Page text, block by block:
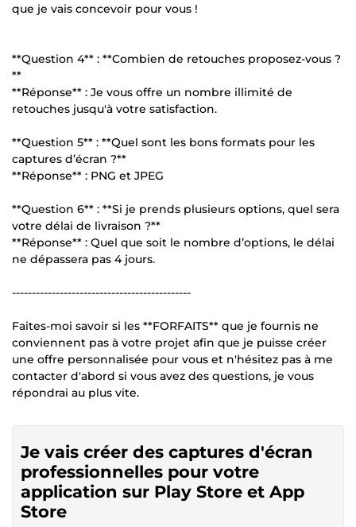
que je vais concevoir pour vous !
**Question 4** : **Combien de retouches proposez-vous ?
**
**Réponse** : Je vous offre un nombre illimité de
retouches jusqu'à votre satisfaction.
**Question 5** : **Quel sont les bons formats pour les
captures d’écran ?**
**Réponse** : PNG et JPEG
**Question 6** : **Si je prends plusieurs options, quel sera
votre délai de livraison ?**
**Réponse** : Quel que soit le nombre d’options, le délai
ne dépassera pas 4 jours.
---------------------------------------------
Faites-moi savoir si les **FORFAITS** que je fournis ne
conviennent pas à votre projet afin que je puisse créer
une offre personnalisée pour vous et n'hésitez pas à me
contacter d'abord si vous avez des questions, je vous
répondrai au plus vite.
Je vais créer des captures d'écran
professionnelles pour votre
application sur Play Store et App
Store